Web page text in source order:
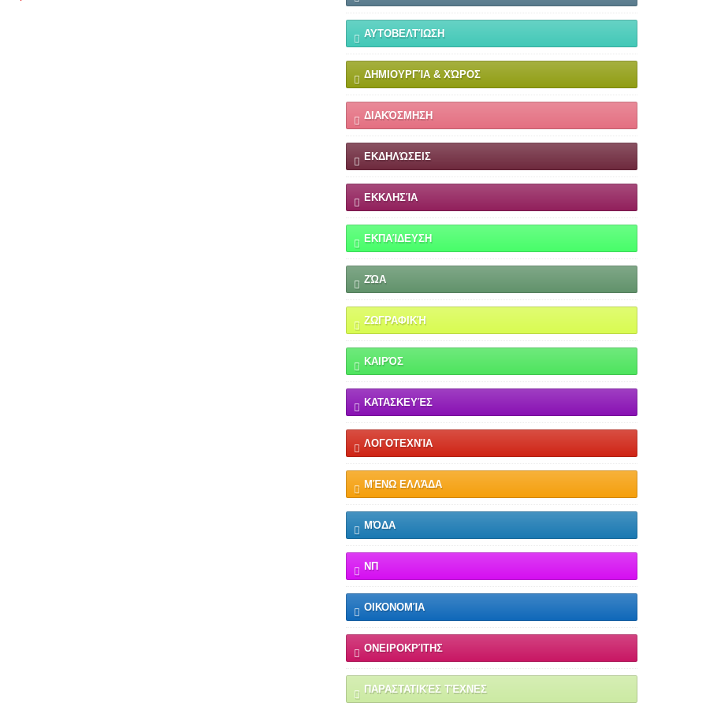
ΑΥΤΟΒΕΛΤΊΩΣΗ
ΔΗΜΙΟΥΡΓΊΑ & ΧΏΡΟΣ
ΔΙΑΚΌΣΜΗΣΗ
ΕΚΔΗΛΏΣΕΙΣ
ΕΚΚΛΗΣΊΑ
ΕΚΠΑΊΔΕΥΣΗ
ΖΏΑ
ΖΩΓΡΑΦΙΚΉ
ΚΑΙΡΌΣ
ΚΑΤΑΣΚΕΥΈΣ
ΛΟΓΟΤΕΧΝΊΑ
ΜΈΝΩ ΕΛΛΆΔΑ
ΜΌΔΑ
ΝΠ
ΟΙΚΟΝΟΜΊΑ
ΟΝΕΙΡΟΚΡΊΤΗΣ
ΠΑΡΑΣΤΑΤΙΚΈΣ ΤΈΧΝΕΣ